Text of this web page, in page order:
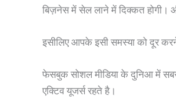
बिज़नेस में सेल लाने में दिक्कत
इसीलिए आपके इसी समस्या को दूर
फेसबुक सोशल मीडिया के दुनिआ में
एक्टिव यूजर्स रहते है।